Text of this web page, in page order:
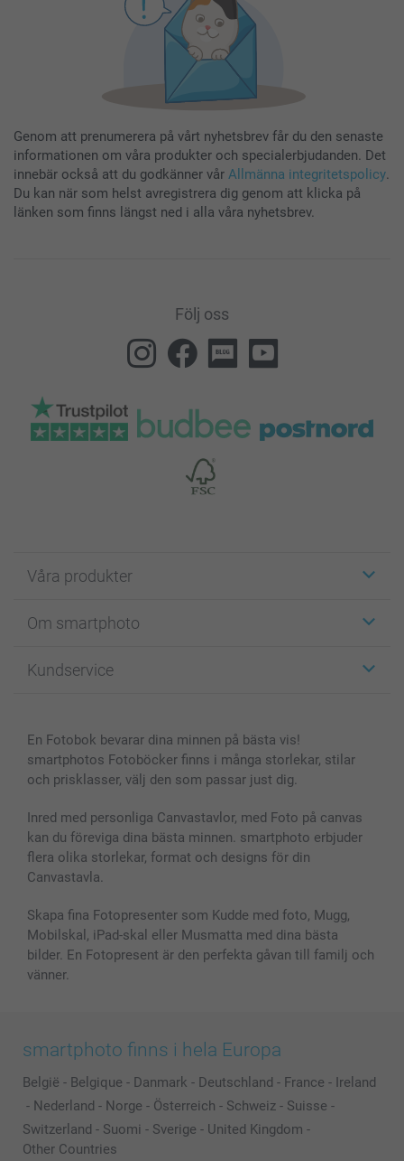
Genom att prenumerera på vårt nyhetsbrev får du den senaste
informationen om våra produkter och specialerbjudanden. Det
innebär också att du godkänner vår Allmänna integritetspolicy.
Du kan när som helst avregistrera dig genom att klicka på
länken som finns längst ned i alla våra nyhetsbrev.
Följ oss
Våra produkter
Fotokort
Fotoböcker
Skal till Mobil & Surfplatta
MyNameBook
Fotoramar & Tillbehör
Presentkort
Alla fotoprodukter
Om smartphoto
För affiliates
Sitemap
Villkor och garantier
Kundservice
smartbonus
Priser & betalning
En Fotobok bevarar dina minnen på bästa vis!
smartphotos Fotoböcker finns i många storlekar, stilar
och prisklasser, välj den som passar just dig.
Inred med personliga Canvastavlor, med Foto på canvas
kan du föreviga dina bästa minnen. smartphoto erbjuder
flera olika storlekar, format och designs för din
Canvastavla.
Skapa fina Fotopresenter som Kudde med foto, Mugg,
Mobilskal, iPad-skal eller Musmatta med dina bästa
bilder. En Fotopresent är den perfekta gåvan till familj och
vänner.
smartphoto finns i hela Europa
België - Belgique - Danmark - Deutschland - France - Ireland
- Nederland - Norge - Österreich - Schweiz - Suisse -
Switzerland - Suomi - Sverige - United Kingdom -
Other Countries